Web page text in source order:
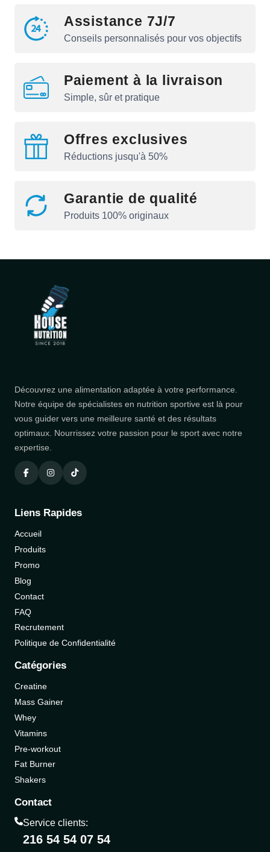
Assistance 7J/7
Conseils personnalisés pour vos objectifs
Paiement à la livraison
Simple, sûr et pratique
Offres exclusives
Réductions jusqu'à 50%
Garantie de qualité
Produits 100% originaux
Découvrez une alimentation adaptée à votre performance.
Notre équipe de spécialistes en nutrition sportive est là pour
vous guider vers une meilleure santé et des résultats
optimaux. Nourrissez votre passion pour le sport avec notre
expertise.
Liens Rapides
Accueil
Produits
Promo
Blog
Contact
FAQ
Recrutement
Politique de Confidentialité
Catégories
Creatine
Mass Gainer
Whey
Vitamins
Pre-workout
Fat Burner
Shakers
Contact
Service clients:
216 54 54 07 54